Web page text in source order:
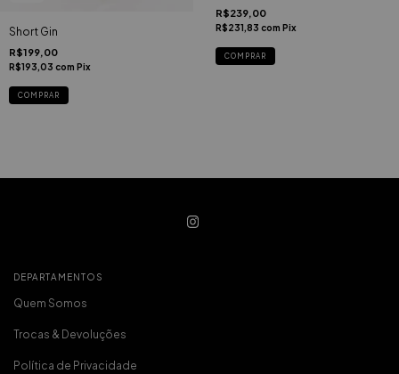
Short Gin
R$199,00
R$193,03 com Pix
COMPRAR
R$239,00
R$231,83 com Pix
COMPRAR
DEPARTAMENTOS
Quem Somos
Trocas & Devoluções
Política de Privacidade